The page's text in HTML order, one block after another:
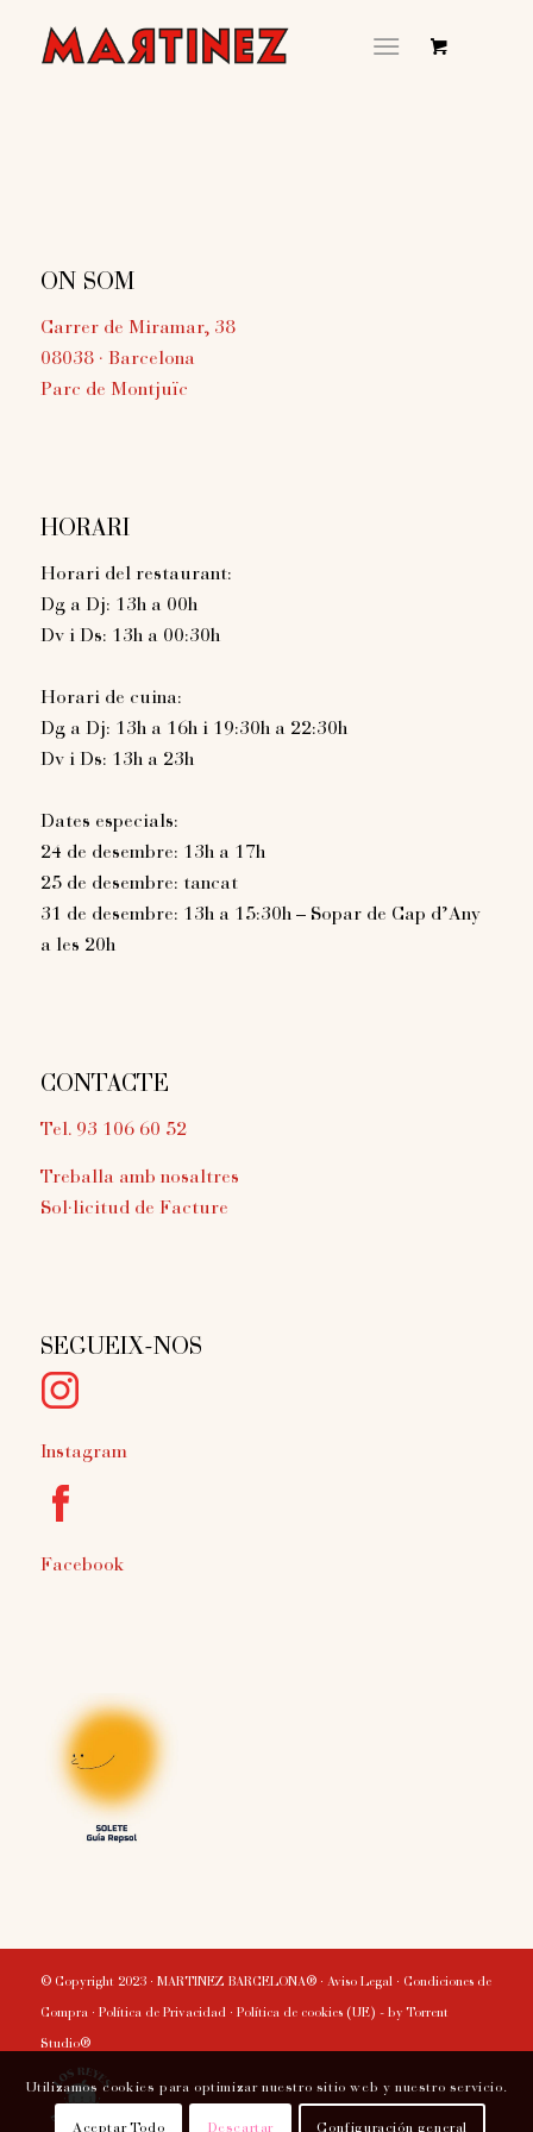
ON SOM
Carrer de Miramar, 38
08038 · Barcelona
Parc de Montjuïc
HORARI
Horari del restaurant:
Dg a Dj: 13h a 00h
Dv i Ds: 13h a 00:30h
Horari de cuina:
Dg a Dj: 13h a 16h i 19:30h a 22:30h
Dv i Ds: 13h a 23h
Dates especials:
24 de desembre: 13h a 17h
25 de desembre: tancat
31 de desembre: 13h a 15:30h – Sopar de Cap d’Any
a les 20h
CONTACTE
Tel. 93 106 60 52
Treballa amb nosaltres
Sol·licitud de Facture
SEGUEIX-NOS
Instagram
Facebook
© Copyright 2023 · MARTINEZ BARCELONA® · Aviso Legal· Condiciones de
Compra· Política de Privacidad· Política de cookies (UE) - by Torrent
Studio®
Utilizamos cookies para optimizar nuestro sitio web y nuestro servicio.
Aceptar Todo Descartar Configuración general